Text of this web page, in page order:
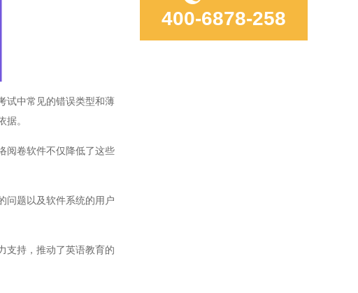
试中常见的错误类型和薄
据。
阅卷软件不仅降低了这些
题以及软件系统的用户
持，推动了英语教育的
400-6878-258